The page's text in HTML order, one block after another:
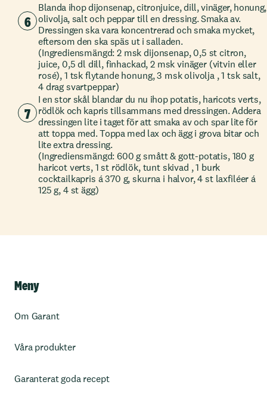
6
Blanda ihop dijonsenap, citronjuice, dill, vinäger, honung,
olivolja, salt och peppar till en dressing. Smaka av.
Dressingen ska vara koncentrerad och smaka mycket,
eftersom den ska späs ut i salladen.
(Ingrediensmängd: 2 msk dijonsenap, 0,5 st citron,
juice, 0,5 dl dill, finhackad, 2 msk vinäger (vitvin eller
rosé), 1 tsk flytande honung, 3 msk olivolja , 1 tsk salt,
4 drag svartpeppar)
7
I en stor skål blandar du nu ihop potatis, haricots verts,
rödlök och kapris tillsammans med dressingen. Addera
dressingen lite i taget för att smaka av och spar lite för
att toppa med. Toppa med lax och ägg i grova bitar och
lite extra dressing.
(Ingrediensmängd: 600 g smått & gott-potatis, 180 g
haricot verts, 1 st rödlök, tunt skivad , 1 burk
cocktailkapris á 370 g, skurna i halvor, 4 st laxfiléer á
125 g, 4 st ägg)
Meny
Om Garant
Våra produkter
Garanterat goda recept